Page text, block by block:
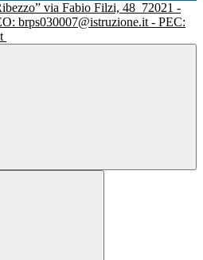
via Fabio Filzi, 48 72021 -
brps030007@istruzione.it - PEC: